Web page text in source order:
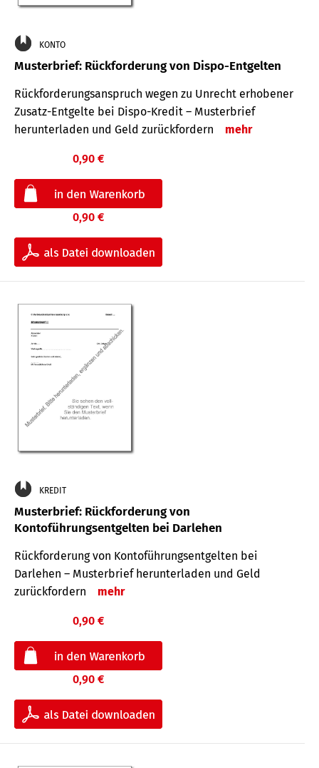
KONTO
Musterbrief: Rückforderung von Dispo-Entgelten
Rückforderungsanspruch wegen zu Unrecht erhobener
Zusatz-Entgelte bei Dispo-Kredit – Musterbrief
herunterladen und Geld zurückfordern
mehr
0,90 €
0,90 €
KREDIT
Musterbrief: Rückforderung von
Kontoführungsentgelten bei Darlehen
Rückforderung von Kontoführungsentgelten bei
Darlehen – Musterbrief herunterladen und Geld
zurückfordern
mehr
0,90 €
0,90 €